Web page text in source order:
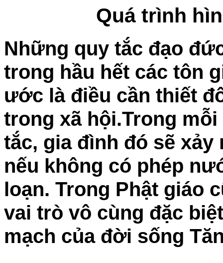
Quá trình
Những quy tắc đạo
trong hầu hết các tôn
ước là điều cần thiết
trong xã hội.Trong
tắc, gia đình đó sẽ
nếu không có phép
loạn. Trong Phật giáo
vai trò vô cùng đặc
mạch của đời sống